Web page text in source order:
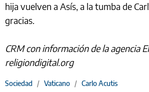
hija vuelven a Asís, a la tumba de
gracias.
CRM con información de la agencia
religiondigital.org
Sociedad / Vaticano / Carlo Acutis